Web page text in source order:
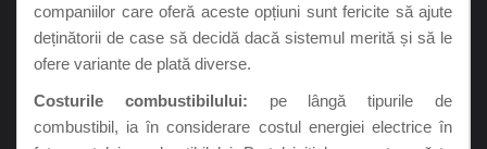
companiilor care oferă aceste opțiuni sunt fericite să ajute
deținătorii de case să decidă dacă sistemul merită și să le
ofere variante de plată diverse.
Costurile combustibilului: pe lângă tipurile de
combustibil, ia în considerare costul energiei electrice în